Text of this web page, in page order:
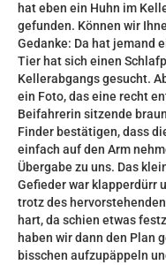
hat eben ein Huhn im
gefunden. Können wir
Gedanke: Da hat jemand
Tier hat sich einen
Kellerabgangs gesucht.
ein Foto, das eine recht
Beifahrerin sitzende
Finder bestätigen, dass
einfach auf den Arm
Übergabe zu uns. Das
Gefieder war klapperdürr
trotz des
hart, da schien etwas
haben wir dann den Plan
bisschen aufzupäppeln